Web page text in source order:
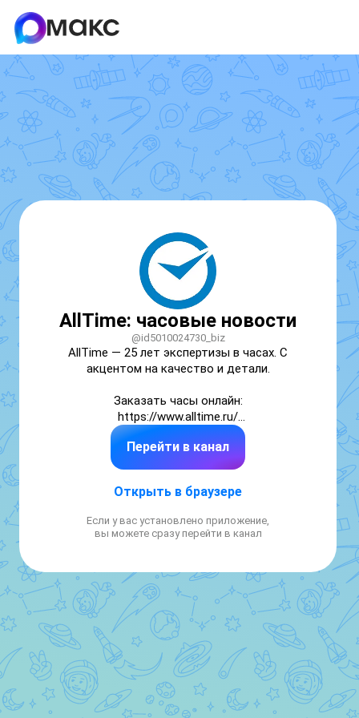
AllTime: часовые новости
@id5010024730_biz
AllTime — 25 лет экспертизы в часах. С
акцентом на качество и детали.
Заказать часы онлайн:
https://www.alltime.ru/
TG — https://t.me/alltimeru
VK — https://vk.ru/alltimeru
RUTUBE — https://rutube.ru/channel/39848092/
si=qf__SJ71rZypmfEg
Перейти в канал
Открыть в браузере
Если у вас установлено приложение,
вы можете сразу перейти в канал